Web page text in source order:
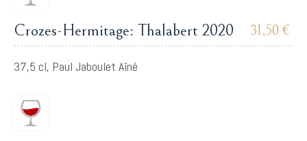
Crozes-Hermitage: Thalabert 2020 31,50 €
37,5 cl, Paul Jaboulet Aîné